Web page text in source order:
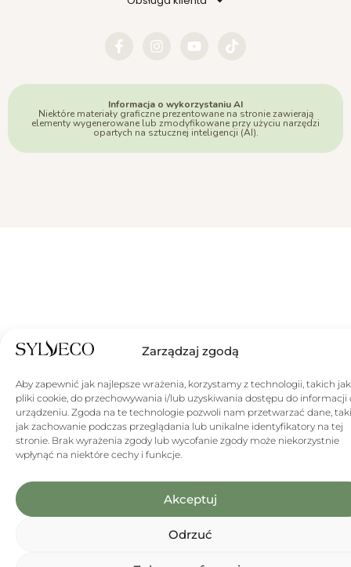
Zarządzaj zgodą
Aby zapewnić jak najlepsze wrażenia, korzystamy z technologii, takich jak
pliki cookie, do przechowywania i/lub uzyskiwania dostępu do informacji
urządzeniu. Zgoda na te technologie pozwoli nam przetwarzać dane,
jak zachowanie podczas przeglądania lub unikalne identyfikatory na tej
stronie. Brak wyrażenia zgody lub wycofanie zgody może niekorzystnie
wpłynąć na niektóre cechy i funkcje.
Akceptuj
Odrzuć
Informacja o wykorzystaniu AI
Niektóre materiały graficzne prezentowane na stronie zawierają
elementy wygenerowane lub zmodyfikowane przy użyciu narzędzi
opartych na sztucznej inteligencji (AI).